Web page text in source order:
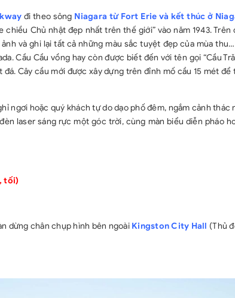
đi theo sông Niagara từ Fort Erie và kết thúc ở
Chủ nhật đẹp nhất trên thế giới” vào năm 1943. Trên
và ghi lại tất cả những màu sắc tuyệt đẹp của mùa
Cầu Cầu vồng hay còn được biết đến với tên gọi “Cầu
Cây cầu mới được xây dựng trên đỉnh mố cầu 15 mét để
ngơi hoặc quý khách tự do dạo phố đêm, ngắm cảnh thác
laser sáng rực một góc trời, cùng màn biểu diễn pháo
tối)
dừng chân chụp hình bên ngoài Kingston City Hall (Thủ